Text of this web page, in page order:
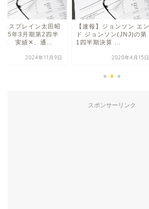
ネスブレイン太田昭
年3月期第2四半
算 実績✕、通...
2024年11月9日
【速報】ジョンソン エン
ド ジョンソン(JNJ)の第
1四半期決算 ...
2020年4月15日
スポンサーリンク